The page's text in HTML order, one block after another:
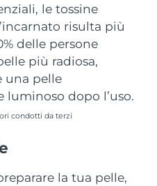
le tossine
risulta più
delle persone
più radiosa,
una pelle
luminoso dopo l’uso.
condotti da terzi
la tua pelle,